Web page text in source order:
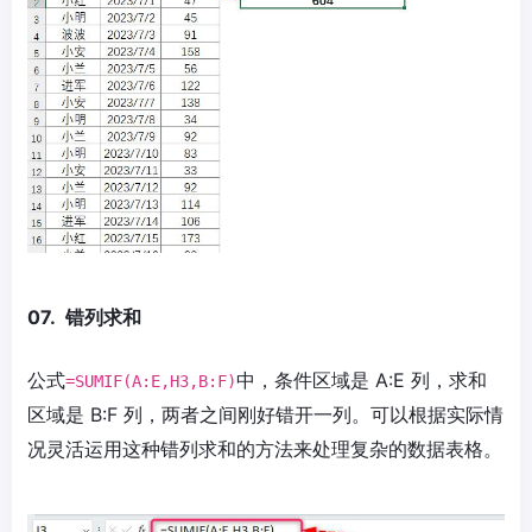
07. 错列求和
公式=SUMIF(A:E,H3,B:F)中，条件区域是 A:E 列，求和
区域是 B:F 列，两者之间刚好错开一列。可以根据实际情
况灵活运用这种错列求和的方法来处理复杂的数据表格。